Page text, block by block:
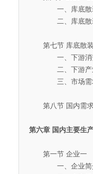
一、库底散装
二、库底散装
第七节 库底散装
一、下游消
二、下游产业
三、市场需求
第八节 国内需求
第六章 国内主要生
第一节 企业一
一、企业简